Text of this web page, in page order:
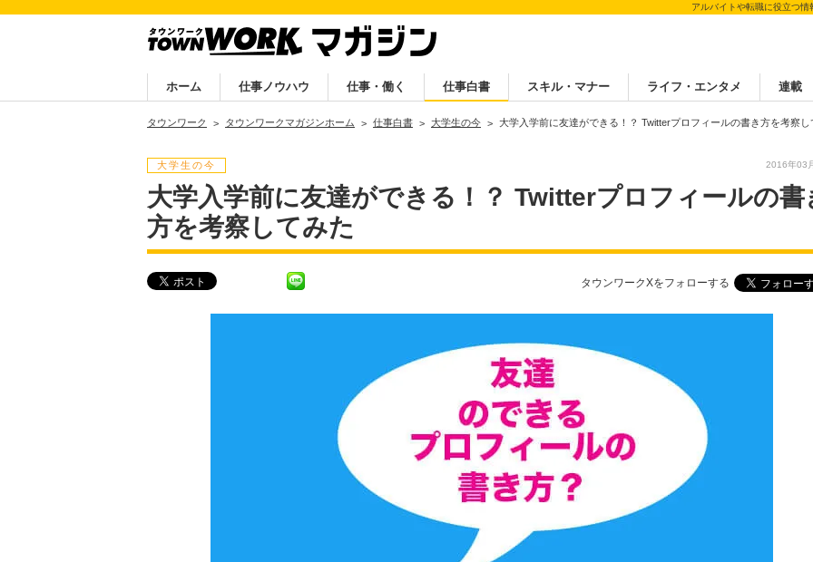
アルバイトや転職に役立つ
ホーム 仕事ノウハウ 仕事・働く 仕事白書 スキル・マナー ライフ・エンタメ 連載
タウンワーク タウンワークマガジンホーム 仕事白書 大学生の今 大学入学前に友達ができる！？ Twitterプロフィールの書き方を考察し
大学生の今 2016年03
大学入学前に友達ができる！？ Twitterプロフィールの書
方を考察してみた
タウンワークXをフォローする